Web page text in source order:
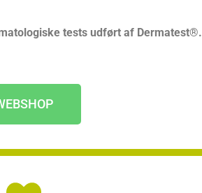
tests udført af Dermatest®.